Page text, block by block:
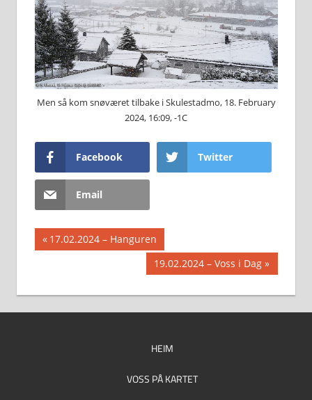
Men så kom snøværet tilbake i Skulestadmo, 18. February
2024, 16:09, -1C
Facebook Twitter
Email
Innleggsnavigasjon
Previous
Post:
17.02.2024 – Hanguren
Next
Post:
19.02.2024 – Voss i Dag
HEIM
VOSS PÅ KARTET